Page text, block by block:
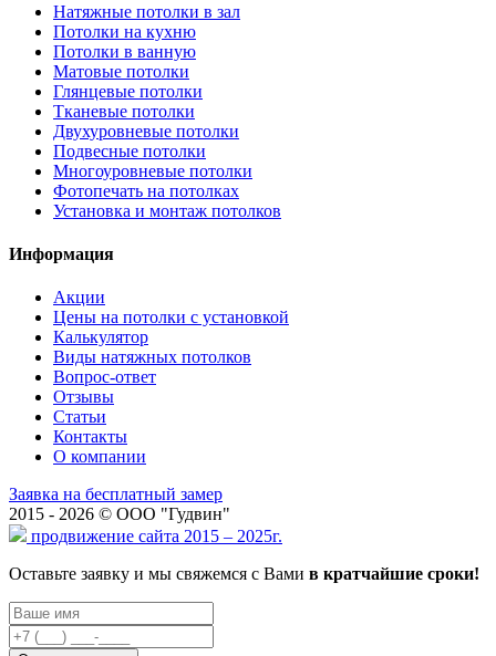
Натяжные потолки в зал
Потолки на кухню
Потолки в ванную
Матовые потолки
Глянцевые потолки
Тканевые потолки
Двухуровневые потолки
Подвесные потолки
Многоуровневые потолки
Фотопечать на потолках
Установка и монтаж потолков
Информация
Акции
Цены на потолки с установкой
Калькулятор
Виды натяжных потолков
Вопрос-ответ
Отзывы
Статьи
Контакты
О компании
Заявка на бесплатный замер
2015 - 2026 © ООО "Гудвин"
продвижение сайта 2015 – 2025г.
Оставьте заявку и мы свяжемся с Вами в кратчайшие сроки!